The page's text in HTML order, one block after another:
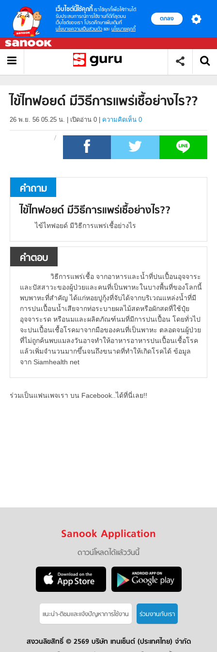
เว็บไซต์นี้ใช้คุกกี้ เราใช้คุกกี้เพื่อให้ท่านได้
รับประสบการณ์การใช้งานที่ดีที่สุดบน
เว็บไซต์ของเรา โปรดศึกษาเพิ่มเติมที่
นโยบายความเป็นส่วนตัว และ นโยบายคุกกี้
ตกลง
ไข้ไทฟอยด์ มีวิธีการแพร่เชื้อย่างไร??
26 พ.ย. 56 05.25 น. เปิดอ่าน 0 ความคิดเห็น 0
คำถาม
ไข้ไทฟอยด์ มีวิธีการแพร่เชื้อย่างไร??
ไข้ไทฟอยด์ มีวิธีการแพร่เชื้อย่างไร
คำตอบ
วิธีการแพร่เชื้อ จากอาหารและน้ำที่ปนเปื้อนอุจจาระ
และปัสสาวะของผู้ป่วยและคนที่เป็นพาหะในบางพื้นที่ของโลกนี้
พบพาหะที่สำคัญ ได้แก่หอยปูกุ้งที่จับได้จากบริเวณแหล่งน้ำที่มี
การปนเปื้อนน้ำเสียจากท่อระบายผลไม้สดหรือผักสดที่ใช้ปุ๋ย
อุจจาระรด หรือนมและผลิตภัณฑ์นมที่มีการปนเปื้อน โดยทั่วไป
จะปนเปื้อนเชื้อโรคมาจากมือของคนที่เป็นพาหะ ตลอดจนผู้ป่วย
ที่ไม่ถูกค้นพบแมลงวันอาจทำให้อาหารอาหารปนเปื้อนเชื้อโรค
แล้วเพิ่มจำนวนมากขึ้นจนถึงขนาดที่ทำให้เกิดโรคได้ ข้อมูล
จาก Siamhealth net
ร่วมเป็นแฟนเพจเรา บน Facebook..ได้ที่นี่เลย!!
Sanook Application
ดาวน์โหลดได้แล้ววันนี้
แนะนำ-ติชมเเละแจ้งปัญหาการใช้งาน ร่วมงานกับเรา
สงวนลิขสิทธิ์ © 2569 บริษัท เทนเซ็นต์ (ประเทศไทย) จำกัด